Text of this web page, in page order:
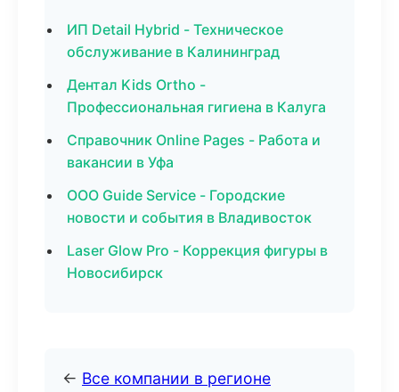
ИП Detail Hybrid - Техническое
обслуживание в Калининград
Дентал Kids Ortho -
Профессиональная гигиена в Калуга
Справочник Online Pages - Работа и
вакансии в Уфа
ООО Guide Service - Городские
новости и события в Владивосток
Laser Glow Pro - Коррекция фигуры в
Новосибирск
← Все компании в регионе